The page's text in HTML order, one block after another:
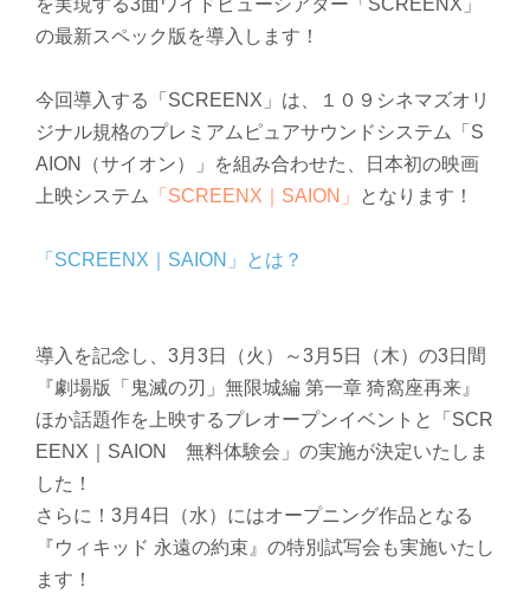
を実現する3面ワイドビューシアター「SCREENX」
の最新スペック版を導入します！
今回導入する「SCREENX」は、１０９シネマズオリ
ジナル規格のプレミアムピュアサウンドシステム「S
AION（サイオン）」を組み合わせた、日本初の映画
上映システム
「SCREENX｜SAION」 となります！
「SCREENX｜SAION」とは？
導入を記念し、3月3日（火）～3月5日（木）の3日間
『劇場版「鬼滅の刃」無限城編 第一章 猗窩座再来』
ほか話題作を上映するプレオープンイベントと「SCR
EENX｜SAION 無料体験会」の実施が決定いたしま
した！
さらに！3月4日（水）にはオープニング作品となる
『ウィキッド 永遠の約束』の特別試写会も実施いたし
ます！